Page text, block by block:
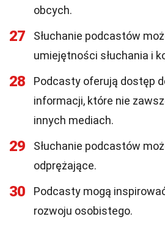
obcych.
27
Słuchanie podcastów
umiejętności słuchania i
28
Podcasty oferują dostęp
informacji, które nie
innych mediach.
29
Słuchanie podcastów
odprężające.
30
Podcasty mogą
rozwoju osobistego.